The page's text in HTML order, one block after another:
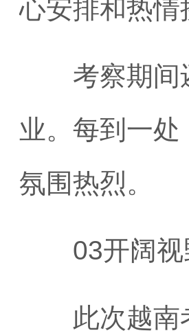
心安排和热
考察期间还
业。每到一
氛围热烈。
03开阔视
此次越南考